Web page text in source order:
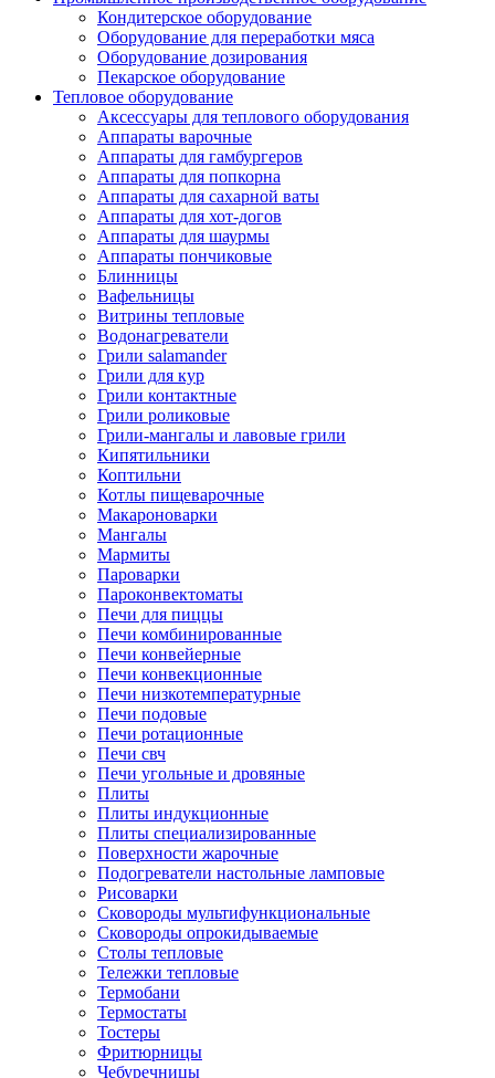
Кондитерское оборудование
Оборудование для переработки мяса
Оборудование дозирования
Пекарское оборудование
Тепловое оборудование
Аксессуары для теплового оборудования
Аппараты варочные
Аппараты для гамбургеров
Аппараты для попкорна
Аппараты для сахарной ваты
Аппараты для хот-догов
Аппараты для шаурмы
Аппараты пончиковые
Блинницы
Вафельницы
Витрины тепловые
Водонагреватели
Грили salamander
Грили для кур
Грили контактные
Грили роликовые
Грили-мангалы и лавовые грили
Кипятильники
Коптильни
Котлы пищеварочные
Макароноварки
Мангалы
Мармиты
Пароварки
Пароконвектоматы
Печи для пиццы
Печи комбинированные
Печи конвейерные
Печи конвекционные
Печи низкотемпературные
Печи подовые
Печи ротационные
Печи свч
Печи угольные и дровяные
Плиты
Плиты индукционные
Плиты специализированные
Поверхности жарочные
Подогреватели настольные ламповые
Рисоварки
Сковороды мультифункциональные
Сковороды опрокидываемые
Столы тепловые
Тележки тепловые
Термобани
Термостаты
Тостеры
Фритюрницы
Чебуречницы